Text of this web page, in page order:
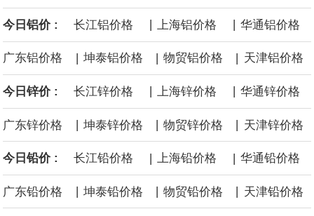
机存取存储器（DRAM）。
必和必拓港口联合工会：必和必拓西澳大利亚铁矿石业务的工人已
通知，将于8月9日实施24小时停工。
8月7日，宇树科技董事长王兴兴网上路演时表示，报告期内，公司
今日铝价 : 长江铝价格 上海铝价格 华通铝价格
广东铝价格 | 坤泰铝价格 | 物贸铝价格 | 天津铝价格
今日锌价 : 长江锌价格 上海锌价格 华通锌价格
广东锌价格 | 坤泰锌价格 | 物贸锌价格 | 天津锌价格
今日铅价 : 长江铅价格 | 上海铅价格 | 华通铅价格
广东铅价格 坤泰铅价格 物贸铅价格 天津铅价格